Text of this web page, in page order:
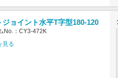
ジョイント水平T字型180-120
No.：CY3-472K
見る